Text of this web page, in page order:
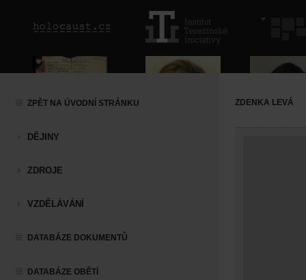
ZPĚT NA ÚVODNÍ STRÁNKU
DĚJINY
ZDROJE
VZDĚLÁVÁNÍ
DATABÁZE DOKUMENTŮ
DATABÁZE OBĚTÍ
ZDENKA LEVÁ